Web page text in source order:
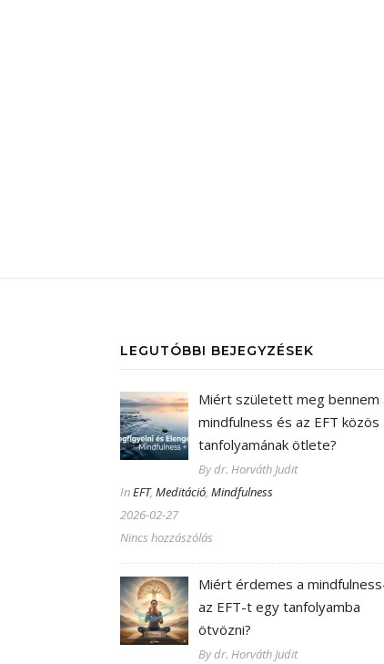
LEGUTÓBBI BEJEGYZÉSEK
Miért született meg bennem
mindfulness és az EFT közös
tanfolyamának ötlete?
By dr. Horváth Judit
InEFT, Meditáció, Mindfulness
2026-02-27
Nincs hozzászólás
Miért érdemes a
az EFT-t egy tanfolyamba
ötvözni?
By dr. Horváth Judit